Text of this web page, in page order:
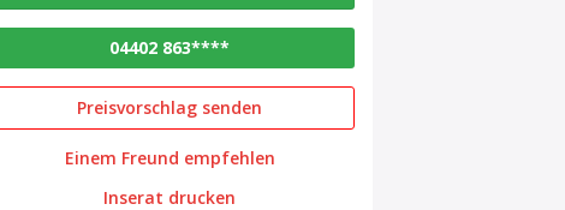
04402 863****
Preisvorschlag senden
Einem Freund empfehlen
Inserat drucken